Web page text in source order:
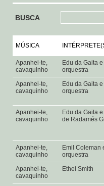
BUSCA
MÚSICA
Apanhei-te,
cavaquinho
Edu da Gaita e
orquestra
Apanhei-te,
cavaquinho
Edu da Gaita e
orquestra
Apanhei-te,
cavaquinho
Edu da Gaita
de Radamés
Apanhei-te,
cavaquinho
Emil Coleman
orquestra
Apanhei-te,
cavaquinho
Ethel Smith